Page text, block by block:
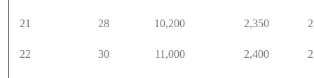
21 28 10,200 2,350
22 30 11,000 2,400